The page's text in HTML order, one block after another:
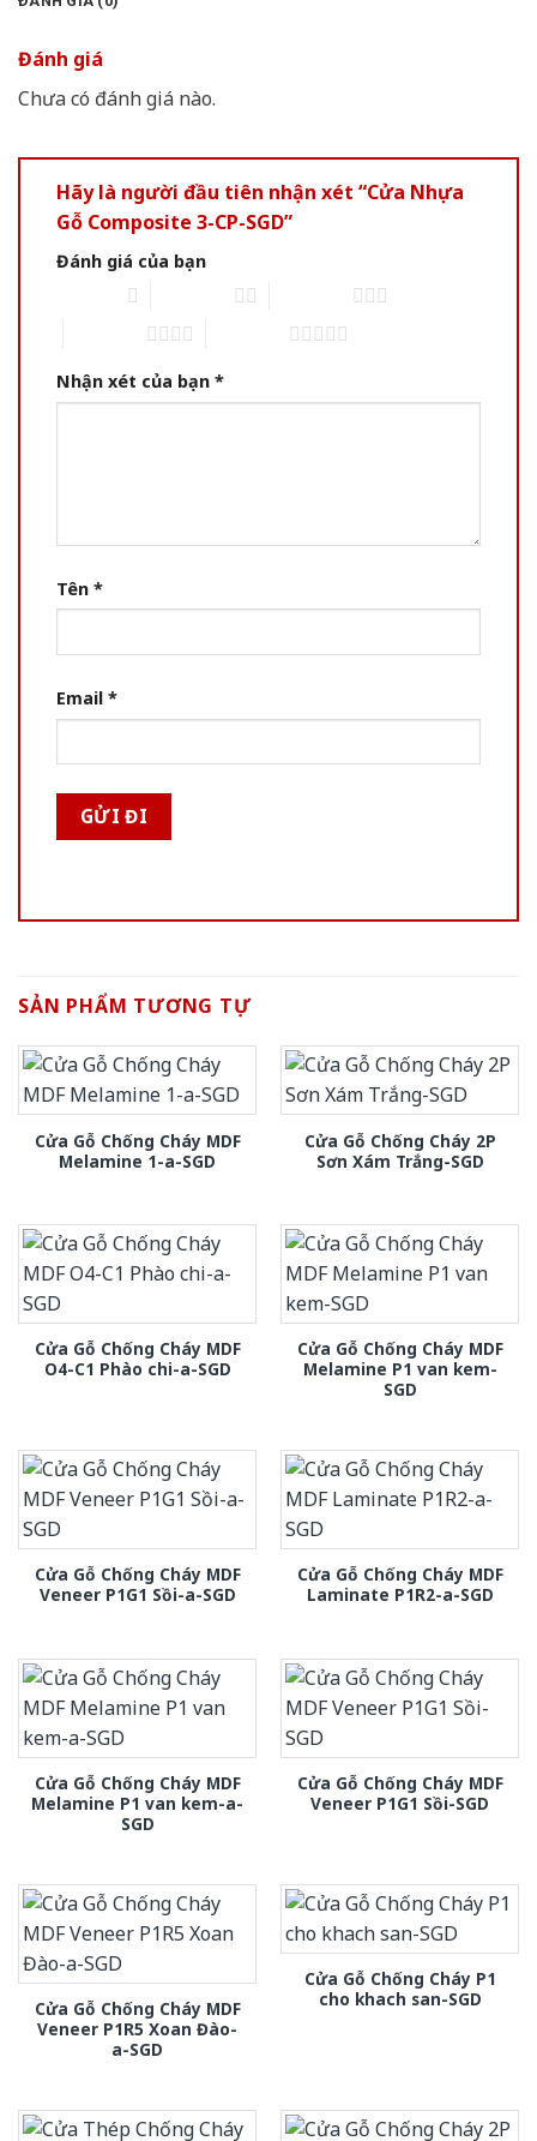
Đánh giá
Chưa có đánh giá nào.
Hãy là người đầu tiên nhận xét “Cửa Nhựa
Gỗ Composite 3-CP-SGD”
Đánh giá của bạn
Nhận xét của bạn *
Tên *
Email *
SẢN PHẨM TƯƠNG TỰ
Cửa Gỗ Chống Cháy MDF
Melamine 1-a-SGD
Cửa Gỗ Chống Cháy 2P
Sơn Xám Trắng-SGD
Cửa Gỗ Chống Cháy MDF
O4-C1 Phào chi-a-SGD
Cửa Gỗ Chống Cháy MDF
Melamine P1 van kem-
SGD
Cửa Gỗ Chống Cháy MDF
Veneer P1G1 Sồi-a-SGD
Cửa Gỗ Chống Cháy MDF
Laminate P1R2-a-SGD
Cửa Gỗ Chống Cháy MDF
Melamine P1 van kem-a-
SGD
Cửa Gỗ Chống Cháy MDF
Veneer P1G1 Sồi-SGD
Cửa Gỗ Chống Cháy MDF
Veneer P1R5 Xoan Đào-
a-SGD
Cửa Gỗ Chống Cháy P1
cho khach san-SGD